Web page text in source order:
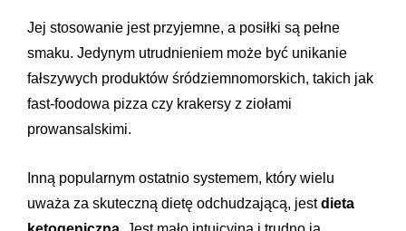
Jej stosowanie jest przyjemne, a posiłki są pełne
smaku. Jedynym utrudnieniem może być unikanie
fałszywych produktów śródziemnomorskich, takich jak
fast-foodowa pizza czy krakersy z ziołami
prowansalskimi.
Inną popularnym ostatnio systemem, który wielu
uważa za skuteczną dietę odchudzającą, jestdieta